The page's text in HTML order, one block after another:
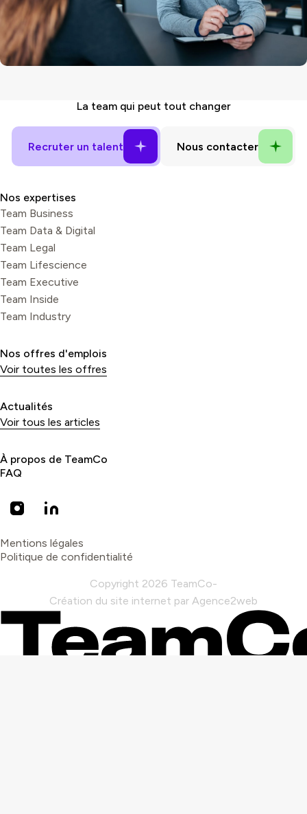
La teamqui peut tout changer
Nos expertises
Team Business
Team Data & Digital
Team Legal
Team Lifescience
Team Executive
Team Inside
Team Industry
Nos offres d'emplois
Voir toutes les offres
Actualités
Voir tous les articles
À propos de TeamCo
FAQ
Mentions légales
Politique de confidentialité
Copyright 2026 TeamCo
Création du site internet par Agence2web